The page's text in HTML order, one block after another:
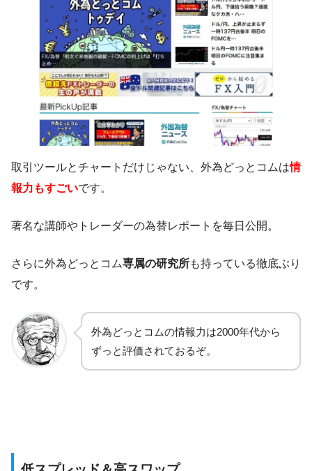
取引ツールとチャートだけじゃない、外為どっとコムは情
報力もすごいです。
著名な講師やトレーダーの為替レポートを毎日公開。
さらに外為どっとコム専属の研究所も持っている徹底ぶり
です。
外為どっとコムの情報力は2000年代から
ずっと評価されておるぞ。